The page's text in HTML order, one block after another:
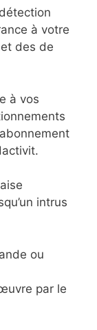
à votre
des de
à vos
intrus
ou
par le